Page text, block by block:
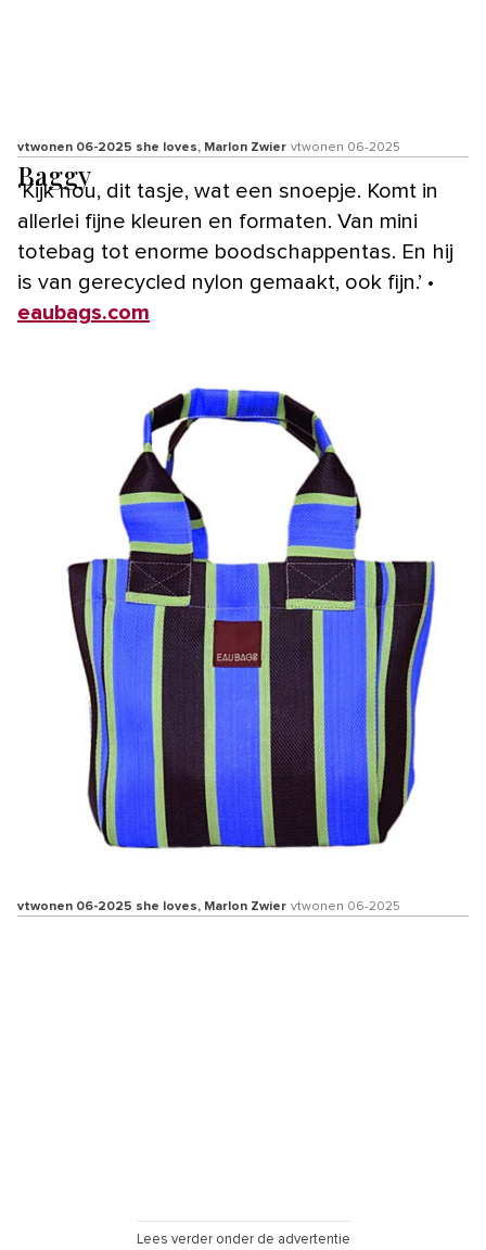
vtwonen 06-2025 she loves, Marlon Zwier vtwonen 06-2025
Baggy
‘Kijk nou, dit tasje, wat een snoepje. Komt in
allerlei fijne kleuren en formaten. Van mini
totebag tot enorme boodschappentas. En hij
is van gerecycled nylon gemaakt, ook fijn.’ •
eaubags.com
vtwonen 06-2025 she loves, Marlon Zwier vtwonen 06-2025
Lees verder onder de advertentie